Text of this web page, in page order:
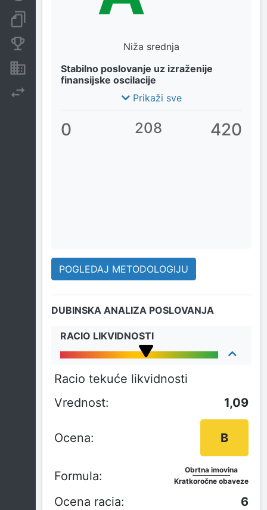
Konkurentske kompanije
Nekretnine i imovina
Niža srednja
Stabilno poslovanje uz izraženije
finansijske oscilacije
Prikaži sve
0 208 420
POGLEDAJ METODOLOGIJU
DUBINSKA ANALIZA POSLOVANJA
RACIO LIKVIDNOSTI
Racio tekuće likvidnosti
1,09
B
Obrtna imovina
Kratkoročne obaveze
6